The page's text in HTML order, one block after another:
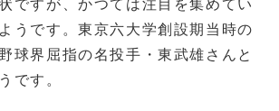
うです。東京六大学創設期当時の
球界屈指の名投手・東武雄さんと
です。